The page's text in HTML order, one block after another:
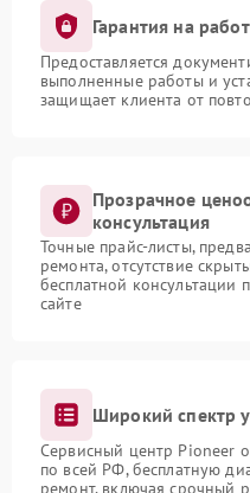
Гарантия на
Предоставляется
выполненные работы и
защищает клиента от
Прозрачное
консультация
Точные прайс-листы,
ремонта, отсутствие
бесплатной консультации
сайте
Широкий спектр
Сервисный центр Pioneer
по всей РФ, бесплатную
ремонт, включая срочный